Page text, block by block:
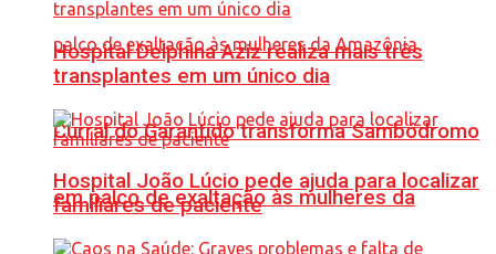
Curral do Garantido transforma Sambódromo
em palco de exaltação às mulheres da
Hospital Delphina Aziz realiza mais três
transplantes em um único dia
Hospital João Lúcio pede ajuda para localizar
familiares de paciente